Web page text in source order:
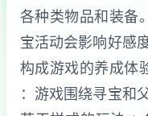
各种类物品和装备
宝活动会影响好感
构成游戏的养成体
：游戏围绕寻宝和